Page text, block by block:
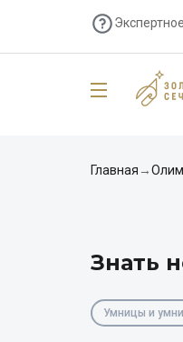
Главная →
Знать
Умницы и